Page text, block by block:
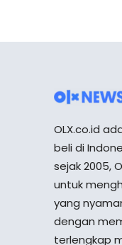
OLX.co.id
beli di
sejak 2005,
untuk
yang
dengan
terlengkap